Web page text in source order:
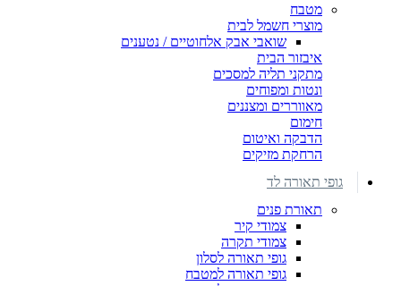
מטבח
מוצרי חשמל לבית
שואבי אבק אלחוטיים / נטענים
איבזור הבית
מתקני תליה למסכים
ונטות ומפוחים
מאווררים ומצננים
חימום
הדבקה ואיטום
הרחקת מזיקים
גופי תאורה לד
תאורת פנים
צמודי קיר
צמודי תקרה
גופי תאורה לסלון
גופי תאורה למטבח